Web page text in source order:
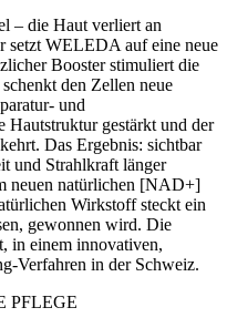
– die Haut verliert an
setzt WELEDA auf eine neue
Booster stimuliert die
den Zellen neue
und
Hautstruktur gestärkt und der
Das Ergebnis: sichtbar
und Strahlkraft länger
neuen natürlichen [NAD+]
Wirkstoff steckt ein
gewonnen wird. Die
in einem innovativen,
Verfahren in der Schweiz.
PFLEGE